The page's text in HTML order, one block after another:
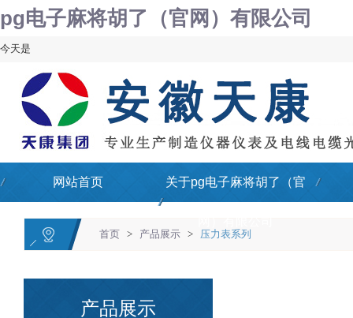
pg电子麻将胡了（官网）有限公司
今天是
网站首页 关于pg电子麻将胡了（官
首页 > 产品展示 > 压力表系列
产品展示